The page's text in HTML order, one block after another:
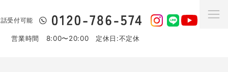
受付可能
営業時間 8:00〜20:00 定休日:不定休